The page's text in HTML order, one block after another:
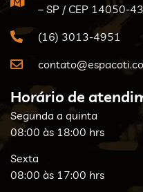
– SP / CEP 14050-
(16) 3013-4951
Horário de
Segunda a quinta
08:00 às 18:00 hrs
Sexta
08:00 às 17:00 hrs